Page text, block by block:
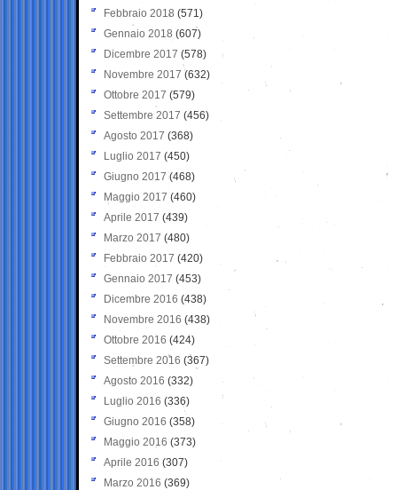
Febbraio 2018 (571)
Gennaio 2018 (607)
Dicembre 2017 (578)
Novembre 2017 (632)
Ottobre 2017 (579)
Settembre 2017 (456)
Agosto 2017 (368)
Luglio 2017 (450)
Giugno 2017 (468)
Maggio 2017 (460)
Aprile 2017 (439)
Marzo 2017 (480)
Febbraio 2017 (420)
Gennaio 2017 (453)
Dicembre 2016 (438)
Novembre 2016 (438)
Ottobre 2016 (424)
Settembre 2016 (367)
Agosto 2016 (332)
Luglio 2016 (336)
Giugno 2016 (358)
Maggio 2016 (373)
Aprile 2016 (307)
Marzo 2016 (369)